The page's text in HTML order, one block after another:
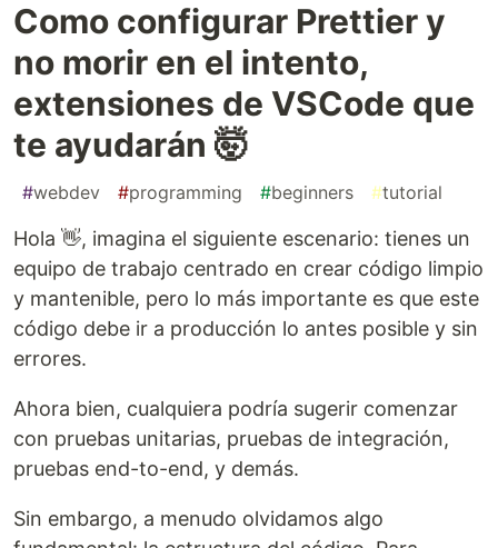
Como configurar Prettier y
no morir en el intento,
extensiones de VSCode que
te ayudarán 🤯
#webdev #programming #beginners #tutorial
Hola 👋, imagina el siguiente escenario: tienes un
equipo de trabajo centrado en crear código limpio
y mantenible, pero lo más importante es que este
código debe ir a producción lo antes posible y sin
errores.
Ahora bien, cualquiera podría sugerir comenzar
con pruebas unitarias, pruebas de integración,
pruebas end-to-end, y demás.
Sin embargo, a menudo olvidamos algo